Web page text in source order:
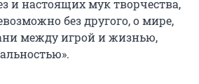
и настоящих мук творчества,
без другого, о мире,
между игрой и жизнью,